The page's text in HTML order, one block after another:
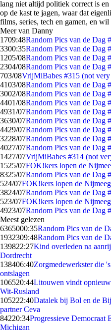
lang niet altijd politiek correct is en
op de kast te jagen, waar dat
films, series, tech en gamen, en
Meer van Danny
1709:48Random Pics van de Dag
3300:35Random Pics van de Dag
1205/08Random Pics van de Dag
2304/08Random Pics van de Dag
703/08VrijMiBabes #315 (not
4103/08Random Pics van de Dag
3002/08Random Pics van de Dag
4401/08Random Pics van de Dag
4931/07Random Pics van de Dag
3630/07Random Pics van de Dag
4429/07Random Pics van de Dag
3228/07Random Pics van de Dag
4027/07Random Pics van de Dag
1427/07VrijMiBabes #314 (not
1525/07FOK!kers lopen de
8325/07Random Pics van de Dag
524/07FOK!kers lopen de
3824/07Random Pics van de Dag
523/07FOK!kers lopen de
4923/07Random Pics van de Dag
Meest gelezen
6365000:35Random Pics van de
1932309:48Random Pics van de
139822:27Kind overleden na
Dordrecht
138406:40Zorgmedewerkster die
ontslagen
106520:44Litouwen vindt
Wit-Rusland
105222:40Datalek bij Bol en de
partner Ceva
84220:34Progressieve
Michigan